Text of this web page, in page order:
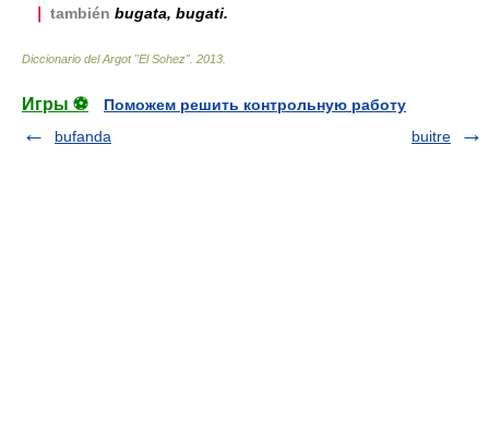
también bugata, bugati.
Diccionario del Argot "El Sohez". 2013
Игры ⚽
Поможем решить контрольную работу
bufanda
buitre